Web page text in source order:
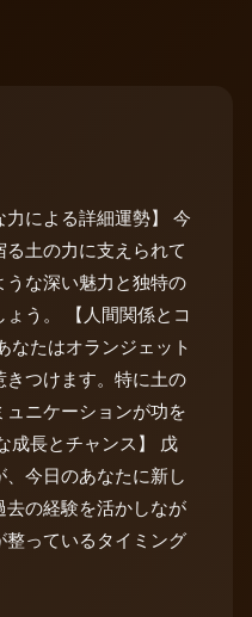
力による詳細運勢】 今
土の力に支えられて
な深い魅力と独特の
う。 【人間関係とコ
なたはオランジェット
きつけます。特に土の
ニケーションが功を
成長とチャンス】 戊
今日のあなたに新し
の経験を活かしなが
整っているタイミング